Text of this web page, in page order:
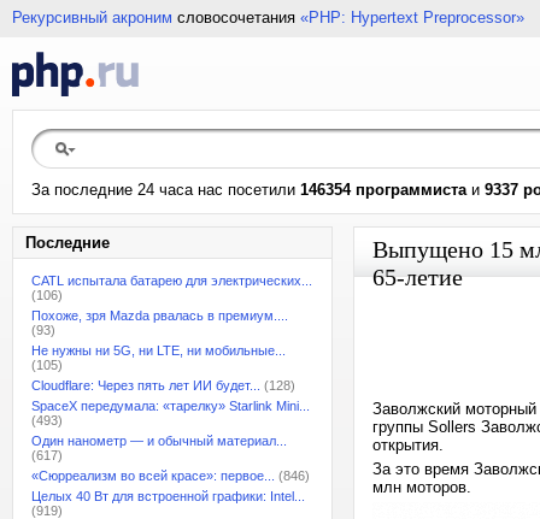
Рекурсивный акроним словосочетания «PHP: Hypertext Preprocessor»
За последние 24 часа нас посетили 146354 программистаи 9337
Последние
CATL испытала батарею для электрических...
(106)
Похоже, зря Mazda рвалась в премиум....
(93)
Не нужны ни 5G, ни LTE, ни мобильные...
(105)
Cloudflare: Через пять лет ИИ будет...
(128)
SpaceX передумала: «тарелку» Starlink Mini...
(493)
Один нанометр — и обычный материал...
(617)
«Сюрреализм во всей красе»: первое...
(846)
Целых 40 Вт для встроенной графики: Intel...
(919)
Выпущено 15
65-летие
Заволжский
группы Sollers
открытия.
За это время
млн моторов.